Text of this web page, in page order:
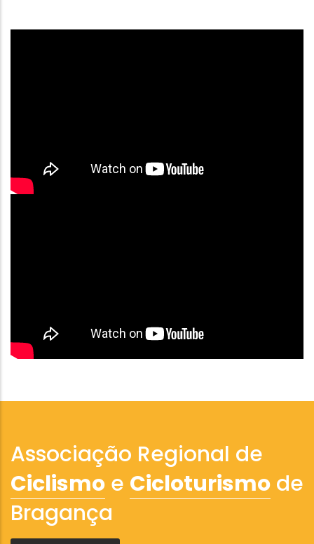
Associação Regional de
Ciclismo e Cicloturismo de
Bragança